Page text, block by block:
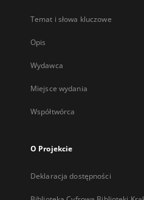
Temat i słowa kluczowe
Opis
Wydawca
Miejsce wydania
Współtwórca
O Projekcie
Deklaracja dostępności